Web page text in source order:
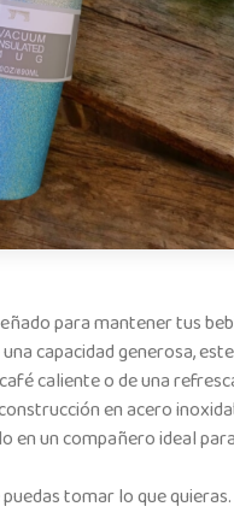
para mantener tus
capacidad generosa,
caliente o de una
en acero
en un compañero ideal
tomar lo que quieras.